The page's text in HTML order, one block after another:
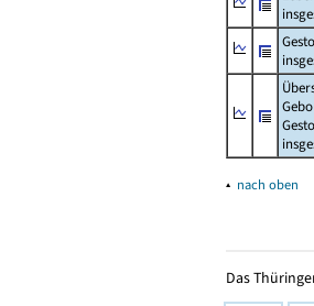
▴ nach oben
Das